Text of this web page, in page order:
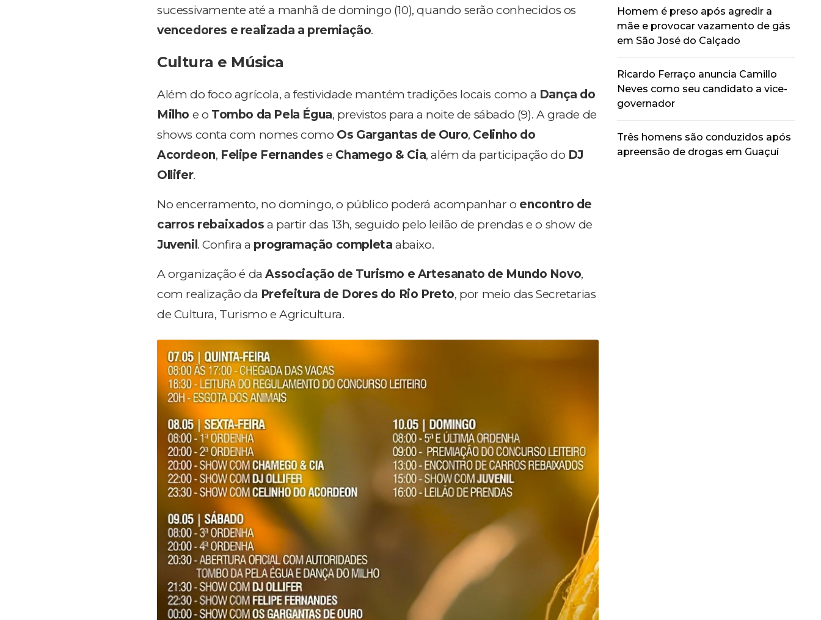
sucessivamente até a manhã de domingo (10), quando serão conhecidos os
vencedores e realizada a premiação.
Cultura e Música
Além do foco agrícola, a festividade mantém tradições locais como a Dança do
Milho e o Tombo da Pela Égua, previstos para a noite de sábado (9). A grade de
shows conta com nomes como Os Gargantas de Ouro, Celinho do
Acordeon, Felipe Fernandes e Chamego & Cia, além da participação do DJ
Ollifer.
No encerramento, no domingo, o público poderá acompanhar o encontro de
carros rebaixados a partir das 13h, seguido pelo leilão de prendas e o show de
Juvenil . Confira a programação completaabaixo.
A organização é daAssociação de Turismo e Artesanato de Mundo Novo,
com realização da Prefeitura de Dores do Rio Preto, por meio das Secretarias
de Cultura, Turismo e Agricultura.
Homem é preso após agredir a
mãe e provocar vazamento de gás
em São José do Calçado
Ricardo Ferraço anuncia Camillo
Neves como seu candidato a vice-
governador
Três homens são conduzidos após
apreensão de drogas em Guaçuí